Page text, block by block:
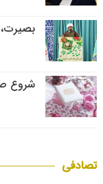
بصیرت،
شروع
تصادفی